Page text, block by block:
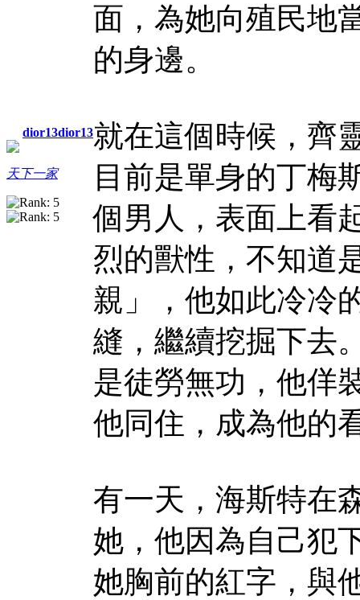
dior13dior13
天下一家
面，為她向殖民地
的身邊。
就在這個時候，齊
目前是單身的丁梅
個男人，表面上看
烈的獸性，不知道
親」，他如此冷冷
縫，繼續挖掘下去
是徒勞無功，他佯
他同住，成為他的
有一天，海斯特在
她，他因為自己犯
她胸前的紅字，與